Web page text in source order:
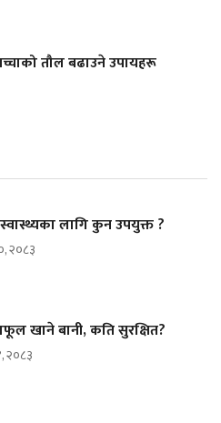
तौल बढाउने उपायहरू
लागि कुन उपयुक्त ?
२०८३
खाने बानी, कति सुरक्षित?
२०८३